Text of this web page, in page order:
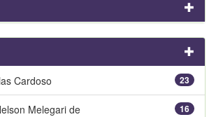
23
Cardoso
16
Melegari de